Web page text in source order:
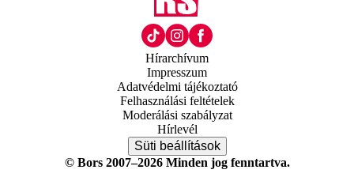
Hírarchívum
Impresszum
Adatvédelmi tájékoztató
Felhasználási feltételek
Moderálási szabályzat
Hírlevél
Süti beállítások
© Bors 2007–2026 Minden jog fenntartva.